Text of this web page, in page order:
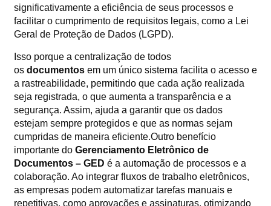
significativamente a eficiência de seus processos e
facilitar o cumprimento de requisitos legais, como a Lei
Geral de Proteção de Dados (LGPD).
Isso porque a centralização de todos
os documentos em um único sistema facilita o acesso e
a rastreabilidade, permitindo que cada ação realizada
seja registrada, o que aumenta a transparência e a
segurança. Assim, ajuda a garantir que os dados
estejam sempre protegidos e que as normas sejam
cumpridas de maneira eficiente.Outro benefício
importante do Gerenciamento Eletrônico de
Documentos – GED é a automação de processos e a
colaboração. Ao integrar fluxos de trabalho eletrônicos,
as empresas podem automatizar tarefas manuais e
repetitivas, como aprovações e assinaturas, otimizando